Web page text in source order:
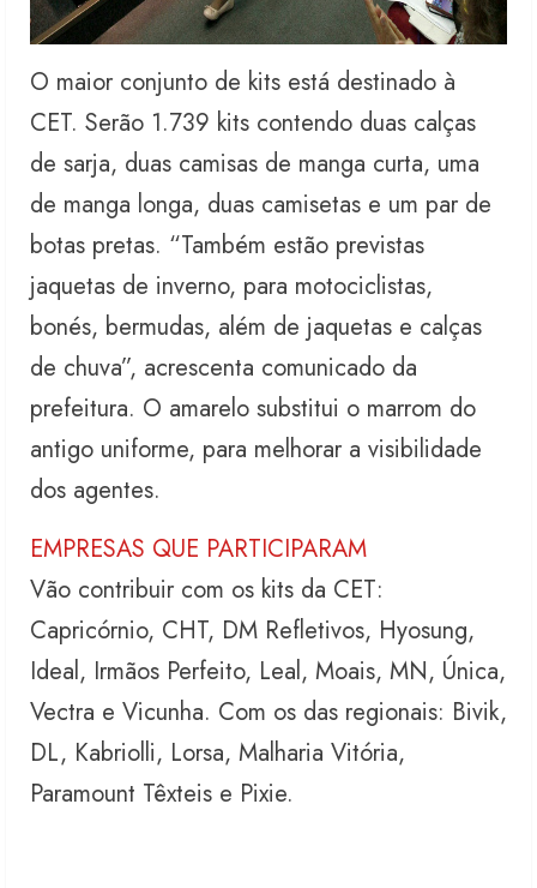
O maior conjunto de kits está destinado à
CET. Serão 1.739 kits contendo duas calças
de sarja, duas camisas de manga curta, uma
de manga longa, duas camisetas e um par de
botas pretas. “Também estão previstas
jaquetas de inverno, para motociclistas,
bonés, bermudas, além de jaquetas e calças
de chuva”, acrescenta comunicado da
prefeitura. O amarelo substitui o marrom do
antigo uniforme, para melhorar a visibilidade
dos agentes.
EMPRESAS QUE PARTICIPARAM
Vão contribuir com os kits da CET:
Capricórnio, CHT, DM Refletivos, Hyosung,
Ideal, Irmãos Perfeito, Leal, Moais, MN, Única,
Vectra e Vicunha. Com os das regionais: Bivik,
DL, Kabriolli, Lorsa, Malharia Vitória,
Paramount Têxteis e Pixie.